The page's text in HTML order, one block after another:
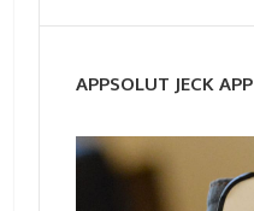
APPSOLUT JECK APP